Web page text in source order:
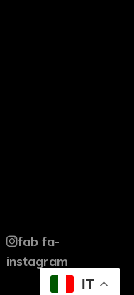
IT
fab fa-
instagram